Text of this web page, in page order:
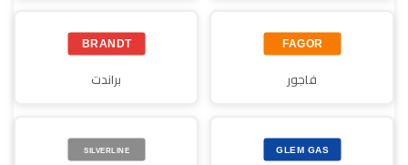
فاجور براندت